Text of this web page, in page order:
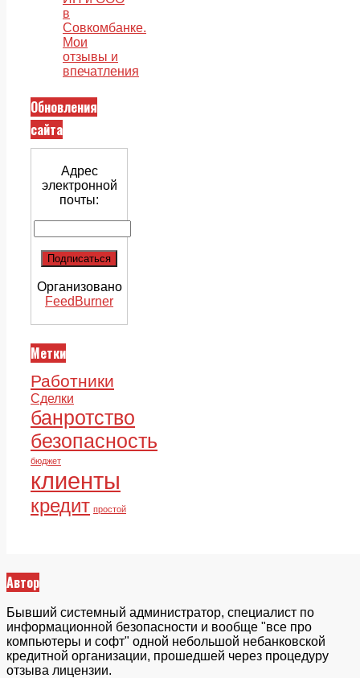
в
Совкомбанке.
Мои
отзывы и
впечатления
Обновления
сайта
Адрес
электронной
почты:
Организовано
FeedBurner
Метки
Работники
Сделки
банротство
безопасность
бюджет
клиенты
кредит простой
Автор
Бывший системный администратор, специалист по
информационной безопасности и вообще "все про
компьютеры и софт" одной небольшой небанковской
кредитной организации, прошедшей через процедуру
отзыва лицензии.